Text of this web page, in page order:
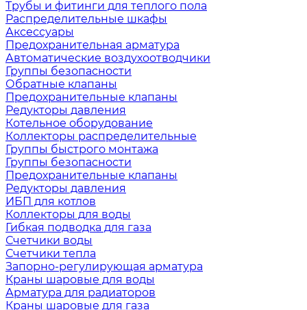
Трубы и фитинги для теплого пола
Распределительные шкафы
Аксессуары
Предохранительная арматура
Автоматические воздухоотводчики
Группы безопасности
Обратные клапаны
Предохранительные клапаны
Редукторы давления
Котельное оборудование
Коллекторы распределительные
Группы быстрого монтажа
Группы безопасности
Предохранительные клапаны
Редукторы давления
ИБП для котлов
Коллекторы для воды
Гибкая подводка для газа
Счетчики воды
Счетчики тепла
Запорно-регулирующая арматура
Краны шаровые для воды
Арматура для радиаторов
Краны шаровые для газа